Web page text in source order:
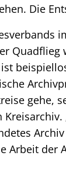
Die
gehe,
Arbeit der